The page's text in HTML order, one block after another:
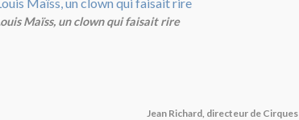
Maïss, un clown qui faisait rire
Jean Richard, directeur de Cirques